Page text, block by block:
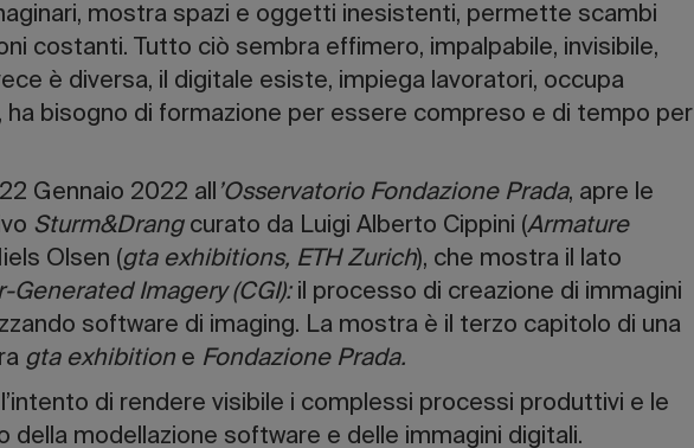
mostra spazi e oggetti inesistenti, permette scambi
costanti. Tutto ciò sembra effimero, impalpabile, invisibile,
è diversa, il digitale esiste, impiega lavoratori, occupa
ha bisogno di formazione per essere compreso e di tempo per
Gennaio 2022 all ’Osservatorio Fondazione Prada, apre le
Sturm&Drangcurato da Luigi Alberto Cippini (Armature
Olsen (gta exhibitions, ETH Zurich), che mostra il lato
Generated Imagery (CGI):il processo di creazione di immagini
software di imaging. La mostra è il terzo capitolo di una
gta exhibition e Fondazione Prada.
di rendere visibile i complessi processi produttivi e le
della modellazione software e delle immagini digitali.